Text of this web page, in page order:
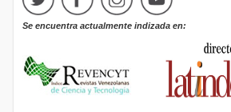
Se encuentra actualmente indizada en: